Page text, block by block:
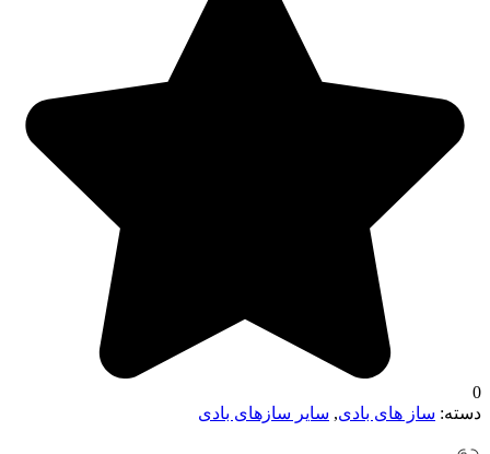
0
دسته: ساز های بادی, سایر سازهای بادی